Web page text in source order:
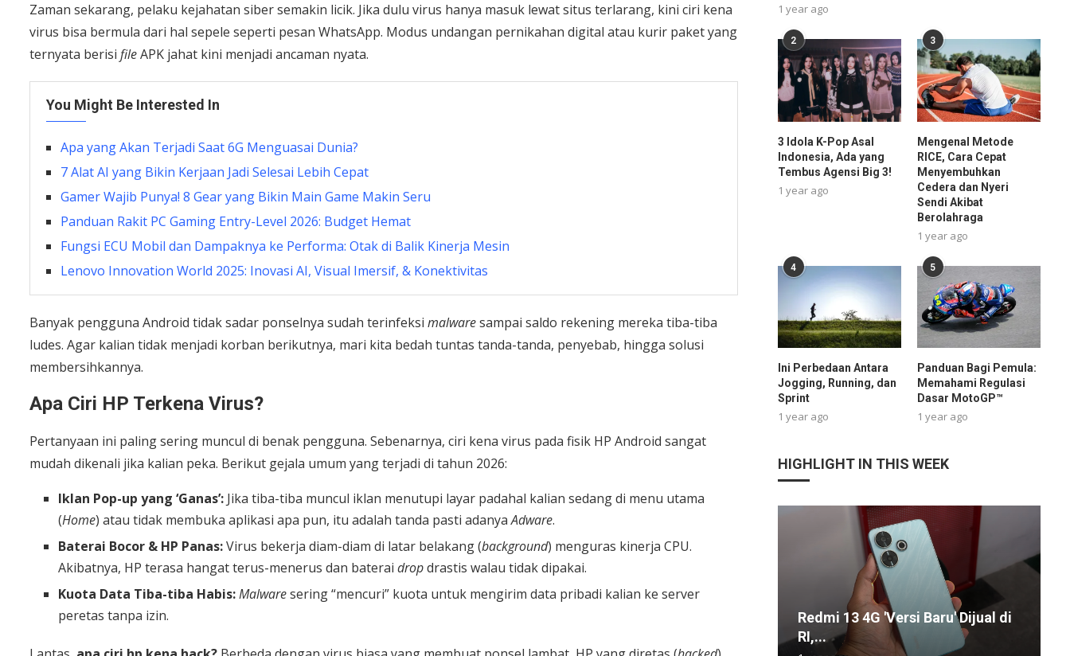
Zaman sekarang, pelaku kejahatan siber semakin licik. Jika dulu virus hanya masuk lewat situs terlarang, kini ciri kena
virus bisa bermula dari hal sepele seperti pesan WhatsApp. Modus undangan pernikahan digital atau kurir paket yang
ternyata berisi fileAPK jahat kini menjadi ancaman nyata.
You Might Be Interested In
Apa yang Akan Terjadi Saat 6G Menguasai Dunia?
7 Alat AI yang Bikin Kerjaan Jadi Selesai Lebih Cepat
Gamer Wajib Punya! 8 Gear yang Bikin Main Game Makin Seru
Panduan Rakit PC Gaming Entry-Level 2026: Budget Hemat
Fungsi ECU Mobil dan Dampaknya ke Performa: Otak di Balik Kinerja Mesin
Lenovo Innovation World 2025: Inovasi AI, Visual Imersif, & Konektivitas
Banyak pengguna Android tidak sadar ponselnya sudah terinfeksi malwaresampai saldo rekening mereka tiba-tiba
ludes. Agar kalian tidak menjadi korban berikutnya, mari kita bedah tuntas tanda-tanda, penyebab, hingga solusi
membersihkannya.
Apa Ciri HP Terkena Virus?
Pertanyaan ini paling sering muncul di benak pengguna. Sebenarnya, ciri kena virus pada fisik HP Android sangat
mudah dikenali jika kalian peka. Berikut gejala umum yang terjadi di tahun 2026:
Iklan Pop-up yang ‘Ganas’: Jika tiba-tiba muncul iklan menutupi layar padahal kalian sedang di menu utama
(Home) atau tidak membuka aplikasi apa pun, itu adalah tanda pasti adanyaAdware.
Baterai Bocor & HP Panas:Virus bekerja diam-diam di latar belakang (background) menguras kinerja CPU.
Akibatnya, HP terasa hangat terus-menerus dan baterai dropdrastis walau tidak dipakai.
Kuota Data Tiba-tiba Habis:Malwaresering “mencuri” kuota untuk mengirim data pribadi kalian ke server
peretas tanpa izin.
1 year ago
2
3 Idola K-Pop Asal
Indonesia, Ada yang
Tembus Agensi Big 3!
1 year ago
3
Mengenal Metode
RICE, Cara Cepat
Menyembuhkan
Cedera dan Nyeri
Sendi Akibat
Berolahraga
1 year ago
4
Ini Perbedaan Antara
Jogging, Running, dan
Sprint
1 year ago
5
Panduan Bagi Pemula:
Memahami Regulasi
Dasar MotoGP™
1 year ago
HIGHLIGHT IN THIS WEEK
Redmi 13 4G 'Versi Baru' Dijual di
RI,...